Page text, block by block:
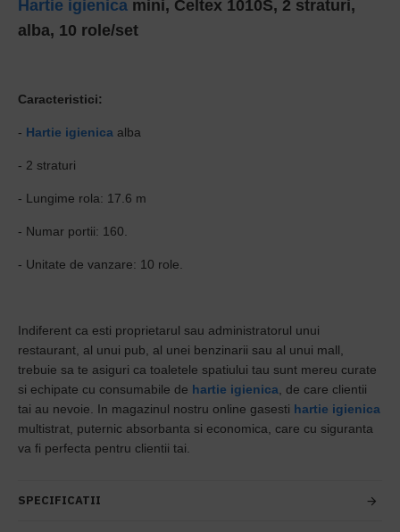
Hartie igienica mini, Celtex 1010S, 2 straturi,
alba, 10 role/set
Caracteristici:
- Hartie igienica alba
- 2 straturi
- Lungime rola: 17.6 m
- Numar portii: 160.
- Unitate de vanzare: 10 role.
Indiferent ca esti proprietarul sau administratorul unui
restaurant, al unui pub, al unei benzinarii sau al unui mall,
trebuie sa te asiguri ca toaletele spatiului tau sunt mereu curate
si echipate cu consumabile de hartie igienica , de care clientii
tai au nevoie. In magazinul nostru online gasesti hartie igienica
multistrat, puternic absorbanta si economica, care cu siguranta
va fi perfecta pentru clientii tai.
SPECIFICATII